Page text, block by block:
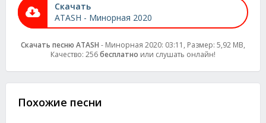
Скачать
ATASH - Минорная 2020
Скачать песню ATASH - Минорная 2020: 03:11, Размер: 5,92 MB,
Качество: 256бесплатно или слушать онлайн!
Похожие песни